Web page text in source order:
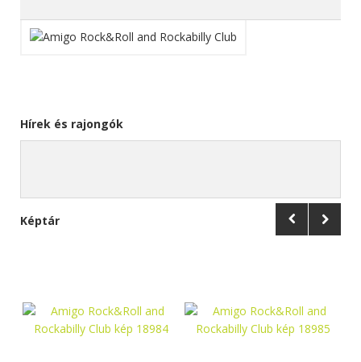
Hírek és rajongók
Képtár